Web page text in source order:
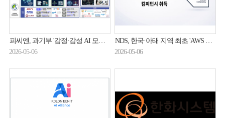
피씨엔, 과기부 '감정·감성 AI 모델 학습데이터셋 구축' 과제 수주
2026-05-06
NDS, 한국·아태 지역 최초 'AWS 생명과학 컴피턴시' 취득
2026-05-06